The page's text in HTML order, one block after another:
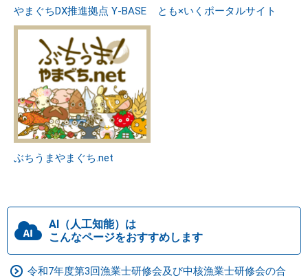
やまぐちDX推進拠点 Y-BASE とも×いくポータルサイト
ぶちうまやまぐち.net
AI（人工知能）は
こんなページをおすすめします
令和7年度第3回漁業士研修会及び中核漁業士研修会の合